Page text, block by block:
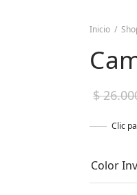
Inicio /
$
Clic
Color